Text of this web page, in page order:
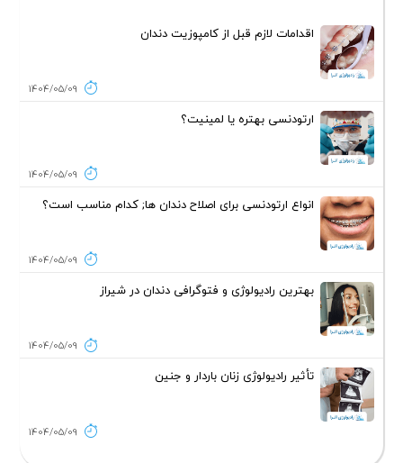
اقدامات لازم قبل از کامپوزیت دندان
1404/05/09
ارتودنسی بهتره یا لمینیت؟
1404/05/09
انواع ارتودنسی برای اصلاح دندان ها; کدام مناسب است؟
1404/05/09
بهترین رادیولوژی و فتوگرافی دندان در شیراز
1404/05/09
تأثیر رادیولوژی زنان باردار و جنین
1404/05/09